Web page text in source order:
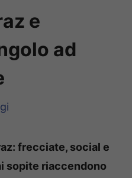
e
ad
frecciate, social e
sopite riaccendono